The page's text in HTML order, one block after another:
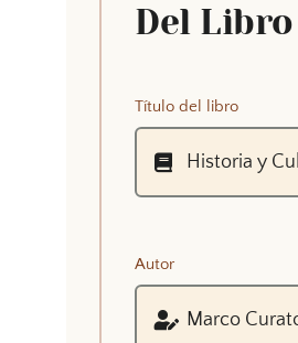
Del Libro
Título del libro
Autor